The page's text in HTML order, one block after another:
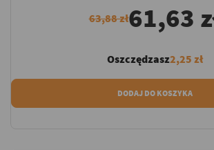
63,88 zł61,63
Oszczędzasz2,25 zł
DODAJ DO KOSZYKA